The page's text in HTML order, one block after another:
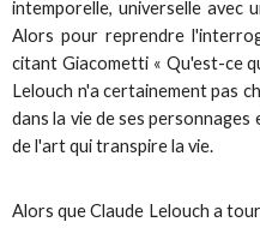
intemporelle, universelle avec
Alors pour reprendre
citant Giacometti « Qu'est-ce
Lelouch n'a certainement pas
dans la vie de ses
de l'art qui transpire la vie.
Alors que Claude Lelouch a